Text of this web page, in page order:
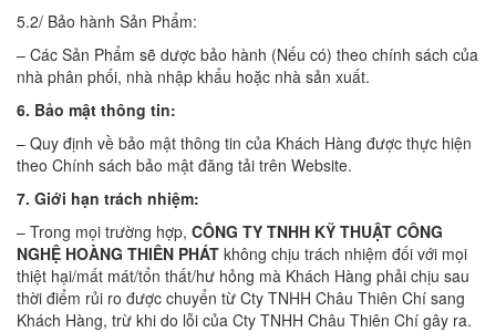
5.2/ Bảo hành Sản Phẩm:
– Các Sản Phẩm sẽ dược bảo hành (Nếu có) theo chính sách của
nhà phân phối, nhà nhập khẩu hoặc nhà sản xuất.
6. Bảo mật thông tin:
– Quy định về bảo mật thông tin của Khách Hàng được thực hiện
theo Chính sách bảo mật đăng tải trên Website.
7. Giới hạn trách nhiệm:
– Trong mọi trường hợp, CÔNG TY TNHH KỸ THUẬT CÔNG
NGHỆ HOÀNG THIÊN PHÁT không chịu trách nhiệm đối với mọi
thiệt hại/mất mát/tổn thất/hư hỏng mà Khách Hàng phải chịu sau
thời điểm rủi ro được chuyển từ Cty TNHH Châu Thiên Chí sang
Khách Hàng, trừ khi do lỗi của Cty TNHH Châu Thiên Chí gây ra.